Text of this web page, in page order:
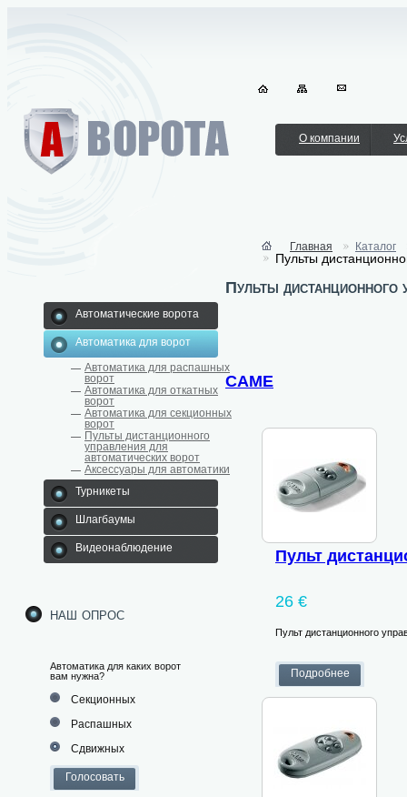
О компании
Автоматические ворота
Автоматика для ворот
Автоматика для распашных
ворот
Автоматика для откатных
ворот
Автоматика для секционных
ворот
Пульты дистанционного
управления для
автоматических ворот
Аксессуары для автоматики
Турникеты
Шлагбаумы
Видеонаблюдение
наш опрос
Автоматика для каких ворот
вам нужна?
Секционных
Распашных
Сдвижных
Главная Каталог
Пульты
Пульты дистанционного
CAME
Пульт
26 €
Пульт дистанционного